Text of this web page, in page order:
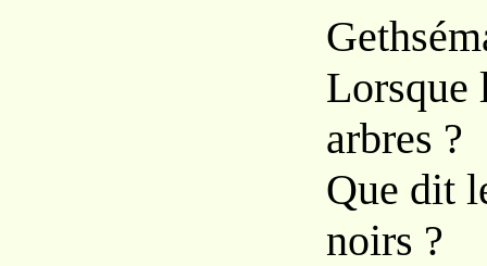
Lorsque
arbres ?
Que dit
noirs ?